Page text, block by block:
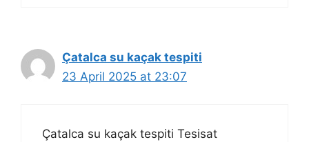
Çatalca su kaçak tespiti
23 April 2025 at 23:07
Çatalca su kaçak tespiti Tesisat